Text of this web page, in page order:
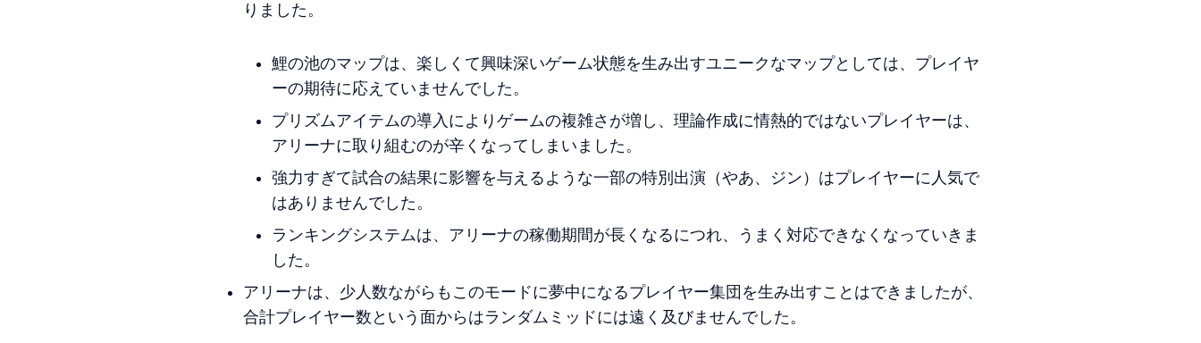
りました。
鯉の池のマップは、楽しくて興味深いゲーム状態を生み出すユニークなマップとしては、プレイヤ
ーの期待に応えていませんでした。
プリズムアイテムの導入によりゲームの複雑さが増し、理論作成に情熱的ではないプレイヤーは、
アリーナに取り組むのが辛くなってしまいました。
強力すぎて試合の結果に影響を与えるような一部の特別出演（やあ、ジン）はプレイヤーに人気で
はありませんでした。
ランキングシステムは、アリーナの稼働期間が長くなるにつれ、うまく対応できなくなっていきま
した。
アリーナは、少人数ながらもこのモードに夢中になるプレイヤー集団を生み出すことはできましたが、
合計プレイヤー数という面からはランダムミッドには遠く及びませんでした。